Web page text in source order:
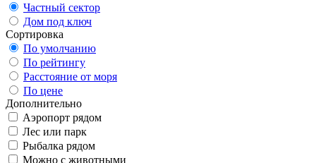
Частный сектор
Дом под ключ
Сортировка
По умолчанию
По рейтингу
Расстояние от моря
По цене
Дополнительно
Аэропорт рядом
Лес или парк
Рыбалка рядом
Можно с животными